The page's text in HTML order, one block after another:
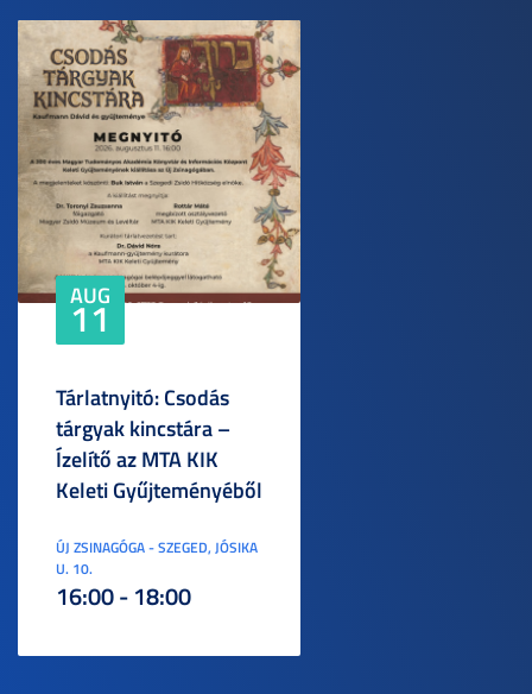
AUG
11
Tárlatnyitó: Csodás
tárgyak kincstára –
Ízelítő az MTA KIK
Keleti Gyűjteményéből
ÚJ ZSINAGÓGA - SZEGED, JÓSIKA
U. 10.
16:00 - 18:00